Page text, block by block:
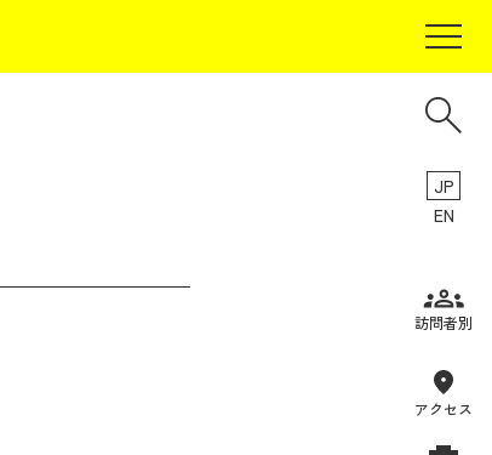
JP
EN
訪問者別
アクセス